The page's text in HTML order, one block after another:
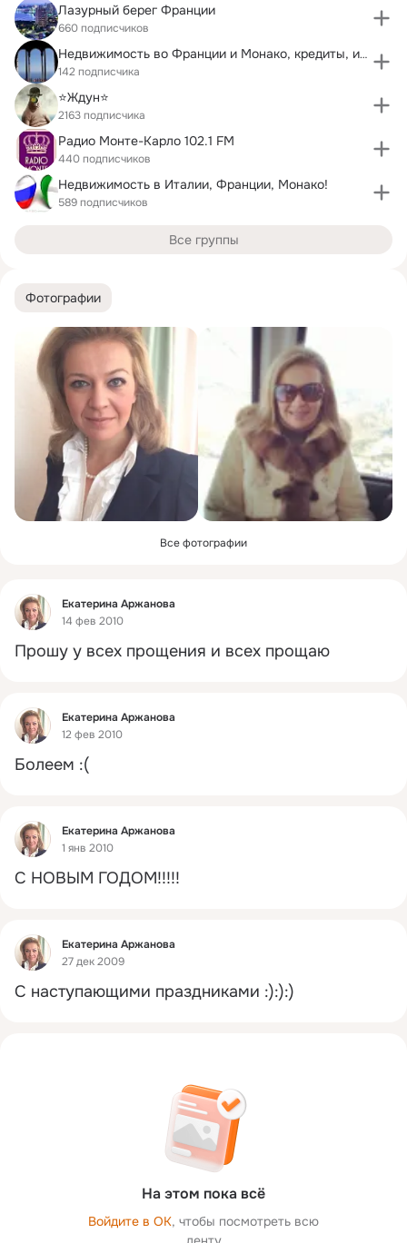
Фотографии
Все фотографии
Фид
Екатерина Аржанова
14 фев 2010
Прошу у всех прощения и всех прощаю
Фид
Екатерина Аржанова
12 фев 2010
Болеем :(
Фид
Екатерина Аржанова
1 янв 2010
C НОВЫМ ГОДОМ!!!!!
Фид
Екатерина Аржанова
27 дек 2009
C наступающими праздниками :):):)
На этом пока всё
Войдите в ОК, чтобы посмотреть всю
Лазурный берег Франции
660 подписчиков
Недвижимость во Франции и Монако, кредиты, ипотека
142 подписчика
⭐Ждун⭐
2163 подписчика
Радио Монте-Карло 102.1 FM
440 подписчиков
Недвижимость в Италии, Франции, Монако!
589 подписчиков
Все группы